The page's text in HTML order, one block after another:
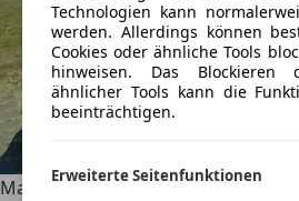
Technologien kann
werden. Allerdings können
Cookies oder ähnliche Tools
hinweisen. Das Blockieren
ähnlicher Tools kann die
beeinträchtigen.
Erweiterte Seitenfunktionen
Mazda 3SKYACTIV-G 1.5i 100PS